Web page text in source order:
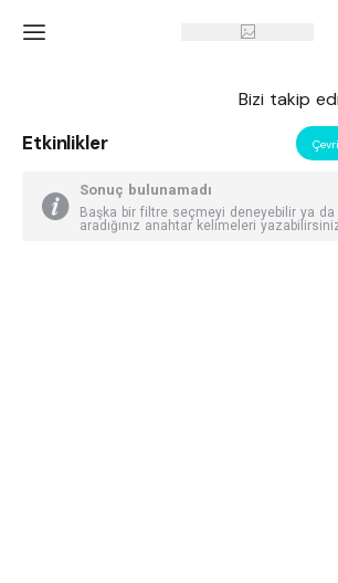
'
Bizi takip
Etkinlikler
Sonuç bulunamadı
Başka bir filtre seçmeyi deneyebilir ya
aradığınız anahtar kelimeleri